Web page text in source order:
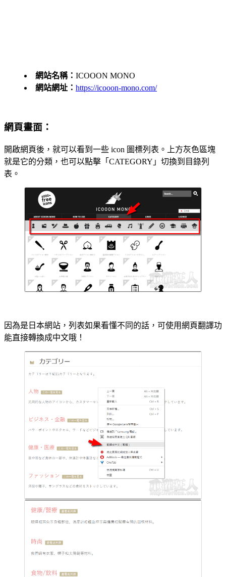
網站名稱： ICOOON MONO
網站網址： https://icooon-mono.com/
網頁畫面：
開啟網頁後，就可以看到一些 icon 圖標列表。上方灰色區塊
就是它的分類，也可以點擊「CATEGORY」切換到目錄列
表。
因為是日本網站，列表如果看懂不同的話，可使用網頁翻譯功
能直接轉換成中文哦！